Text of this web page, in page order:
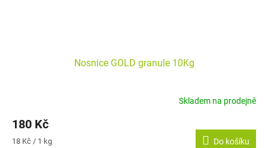
Nosnice GOLD granule 10Kg
Skladem na prodejně
180 Kč
Měrná
18 Kč / 1 kg Do košíku